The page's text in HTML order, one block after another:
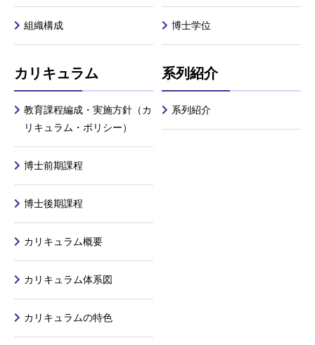
組織構成 博士学位
カリキュラム
教育課程編成・実施方針（カ
リキュラム・ポリシー）
博士前期課程
博士後期課程
カリキュラム概要
カリキュラム体系図
カリキュラムの特色
系列紹介
系列紹介